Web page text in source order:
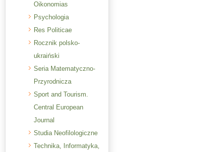
Oikonomias
Psychologia
Res Politicae
Rocznik polsko-
ukraiński
Seria Matematyczno-
Przyrodnicza
Sport and Tourism.
Central European
Journal
Studia Neofilologiczne
Technika, Informatyka,